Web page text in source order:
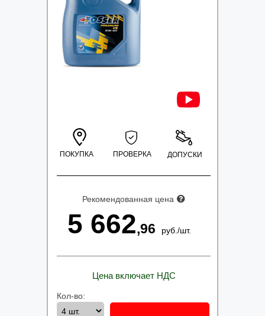
ПОКУПКА ПРОВЕРКА ДОПУСКИ
Рекомендованная цена
5 662,96 руб./шт.
Цена включает НДС
Кол-во: